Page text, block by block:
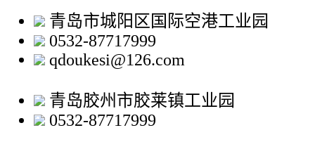
青岛市城阳区国际空港工业园
0532-87717999
qdoukesi@126.com
青岛胶州市胶莱镇工业园
0532-87717999